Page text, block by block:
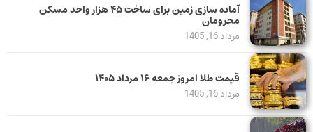
آماده سازی زمین برای ساخت ۴۵ هزار واحد مسکن
محرومان
مرداد 16, 1405
قیمت طلا امروز جمعه ۱۶ مرداد ۱۴۰۵
مرداد 16, 1405